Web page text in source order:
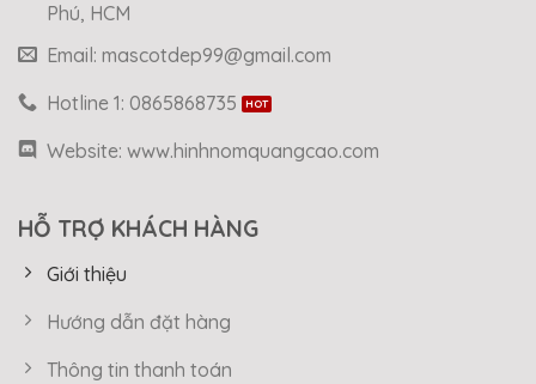
Phú, HCM
Email: mascotdep99@gmail.com
Hotline 1: 0865868735
Website: www.hinhnomquangcao.com
HỖ TRỢ KHÁCH HÀNG
Giới thiệu
Hướng dẫn đặt hàng
Thông tin thanh toán